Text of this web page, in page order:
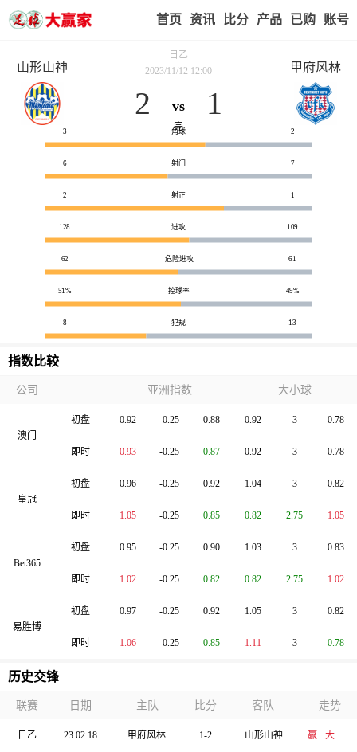
首页 赢家视点赛事比分实战版入口
我的
日乙
2023/11/12 12:00
vs
完
2
山形山神
1
甲府风林
技术统计
3 角球 2
6 射门 7
2 射正 1
128 进攻 109
62 危险进攻 61
51% 控球率 49%
8 犯规 13
指数比较
公司 亚洲指数 大小球
澳门
初盘
即时
0.92 -0.25 0.88
0.93 -0.25 0.87
0.92 3 0.78
0.92 3 0.78
皇冠
初盘
即时
0.96 -0.25 0.92
1.05 -0.25 0.85
1.04 3 0.82
0.82 2.75 1.05
Bet365
初盘
即时
0.95 -0.25 0.90
1.02 -0.25 0.82
1.03 3 0.83
0.82 2.75 1.02
易胜博
初盘
即时
0.97 -0.25 0.92
1.06 -0.25 0.85
1.05 3 0.82
1.11 3 0.78
历史交锋
联赛 日期 主队 比分 客队 走势
日乙 23.02.18 甲府风林 1-2 山形山神 赢 大